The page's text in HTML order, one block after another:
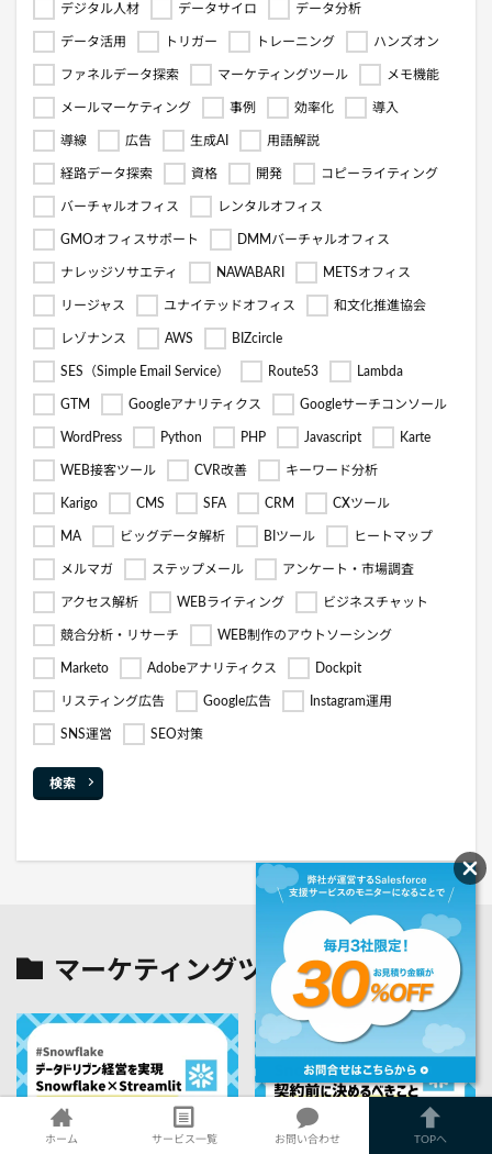
デジタル人材 データサイロ データ分析
データ活用 トリガー トレーニング ハンズオン
ファネルデータ探索 マーケティングツール メモ機能
メールマーケティング 事例 効率化 導入
導線 広告 生成AI 用語解説
経路データ探索 資格 開発 コピーライティング
バーチャルオフィス レンタルオフィス
GMOオフィスサポート DMMバーチャルオフィス
ナレッジソサエティ NAWABARI METSオフィス
リージャス ユナイテッドオフィス 和文化推進協会
レゾナンス AWS BIZcircle
SES（Simple Email Service） Route53 Lambda
GTM Googleアナリティクス Googleサーチコンソール
WordPress Python PHP Javascript Karte
WEB接客ツール CVR改善 キーワード分析
Karigo CMS SFA CRM CXツール
MA ビッグデータ解析 BIツール ヒートマップ
メルマガ ステップメール アンケート・市場調査
アクセス解析 WEBライティング ビジネスチャット
競合分析・リサーチ WEB制作のアウトソーシング
Marketo Adobeアナリティクス Dockpit
リスティング広告 Google広告 Instagram運用
SNS運営 SEO対策
検索
マーケティングツール の最新記事8件
ホーム サービス一覧 お問い合わせ TOPへ